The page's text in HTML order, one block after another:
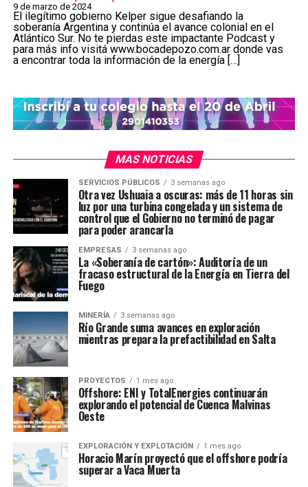
9 de marzo de 2024
El ilegítimo gobierno Kelper sigue desafiando la
soberanía Argentina y continúa el avance colonial en el
Atlántico Sur. No te pierdas este impactante Podcast y
para más info visitá ⁠⁠www.bocadepozo.com.ar⁠⁠ donde vas
a encontrar toda la información de la energía […]
MAS NOTICIAS
SERVICIOS PÚBLICOS 3 semanas ago
Otra vez Ushuaia a oscuras: más de 11 horas sin
luz por una turbina congelada y un sistema de
control que el Gobierno no terminó de pagar
para poder arancarla
EMPRESAS 3 semanas ago
La «Soberanía de cartón»: Auditoría de un
fracaso estructural de la Energía en Tierra del
Fuego
MINERÍA 3 semanas ago
Río Grande suma avances en exploración
mientras prepara la prefactibilidad en Salta
PROYECTOS 1 mes ago
Offshore: ENI y TotalEnergies continuarán
explorando el potencial de Cuenca Malvinas
Oeste
EXPLORACIÓN Y EXPLOTACIÓN 1 mes ago
Horacio Marín proyectó que el offshore podría
superar a Vaca Muerta